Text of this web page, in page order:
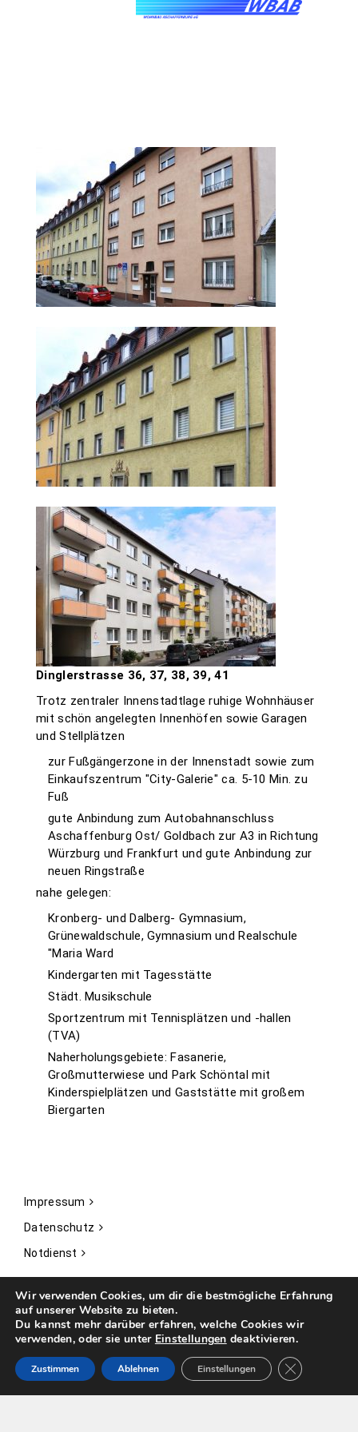
Dinglerstrasse 36, 37, 38, 39, 41
Trotz zentraler Innenstadtlage ruhige Wohnhäuser
mit schön angelegten Innenhöfen sowie Garagen
und Stellplätzen
zur Fußgängerzone in der Innenstadt sowie zum
Einkaufszentrum "City-Galerie" ca. 5-10 Min. zu
Fuß
gute Anbindung zum Autobahnanschluss
Aschaffenburg Ost/ Goldbach zur A3 in Richtung
Würzburg und Frankfurt und gute Anbindung zur
neuen Ringstraße
nahe gelegen:
Kronberg- und Dalberg- Gymnasium,
Grünewaldschule, Gymnasium und Realschule
"Maria Ward
Kindergarten mit Tagesstätte
Städt. Musikschule
Sportzentrum mit Tennisplätzen und -hallen
(TVA)
Naherholungsgebiete: Fasanerie,
Großmutterwiese und Park Schöntal mit
Kinderspielplätzen und Gaststätte mit großem
Biergarten
Impressum
Datenschutz
Notdienst
Copyright © 2018 - 2025 Wohnbau eG Aschaffenburg. All Rights
Follow:
Wir verwenden Cookies, um dir die bestmögliche Erfahrung
auf unserer Website zu bieten.
Du kannst mehr darüber erfahren, welche Cookies wir
verwenden, oder sie unter Einstellungen deaktivieren.
Zustimmen Ablehnen Einstellungen GDPR